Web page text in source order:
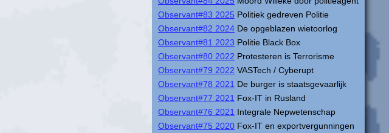
Observant#83 2025 Politiek gedreven Politie
Observant#82 2024 De opgeblazen wietoorlog
Observant#81 2023 Politie Black Box
Observant#80 2022 Protesteren is Terrorisme
Observant#79 2022 VASTech / Cyberupt
Observant#78 2021 De burger is staatsgevaarlijk
Observant#77 2021 Fox-IT in Rusland
Observant#76 2021 Integrale Nepwetenschap
Observant#75 2020 Fox-IT en exportvergunningen